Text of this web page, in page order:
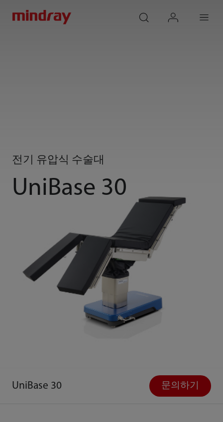
전기 유압식 수술대
UniBase 30
UniBase 30 문의하기